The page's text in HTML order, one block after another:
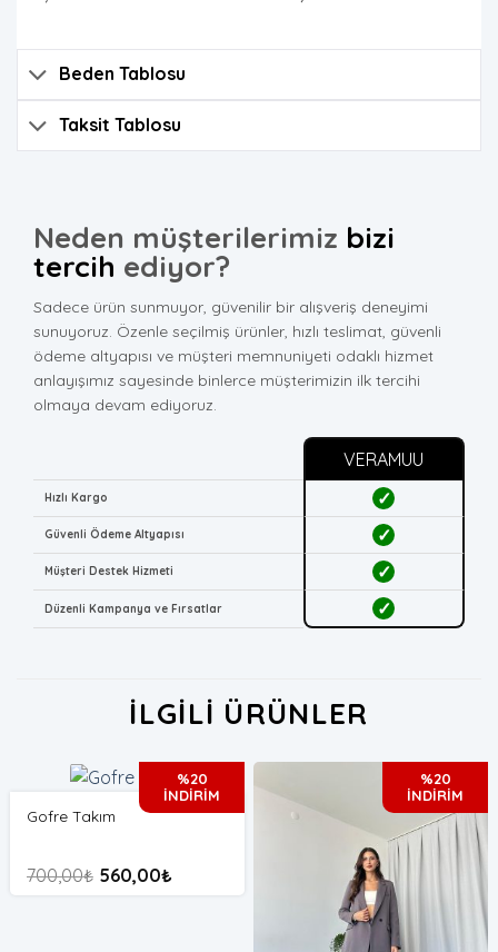
Beden Tablosu
Taksit Tablosu
Neden müşterilerimiz bizi
tercih ediyor?
Sadece ürün sunmuyor, güvenilir bir alışveriş deneyimi
sunuyoruz. Özenle seçilmiş ürünler, hızlı teslimat, güvenli
ödeme altyapısı ve müşteri memnuniyeti odaklı hizmet
anlayışımız sayesinde binlerce müşterimizin ilk tercihi
olmaya devam ediyoruz.
VERAMUU
Hızlı Kargo ✓
Güvenli Ödeme Altyapısı ✓
Müşteri Destek Hizmeti ✓
Düzenli Kampanya ve Fırsatlar ✓
İLGILI ÜRÜNLER
%20
İNDİRİM
Gofre Takım
700,00₺ 560,00₺
%20
İNDİRİM